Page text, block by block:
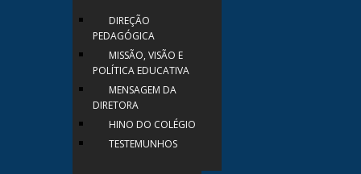
DIREÇÃO
PEDAGÓGICA
MISSÃO, VISÃO E
POLÍTICA EDUCATIVA
MENSAGEM DA
DIRETORA
HINO DO COLÉGIO
TESTEMUNHOS